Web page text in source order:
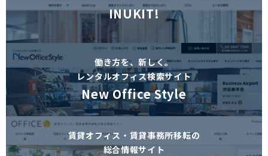
INUKIT!
働き方を、新しく。
レンタルオフィス検索サイト
New Office Style
賃貸オフィス・賃貸事務所移転の
総合情報サイト